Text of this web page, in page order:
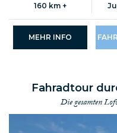
160 km +
MEHR INFO
Fahradtour
Die gesamten